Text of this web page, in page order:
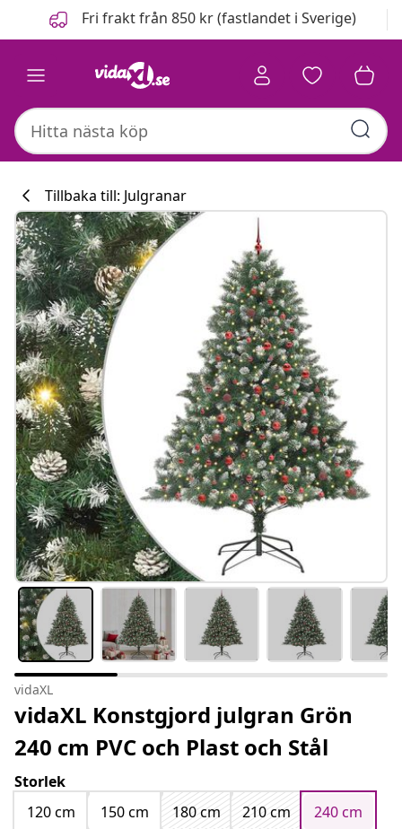
FöregåendeFri frakt från 850 kr (fastlandet i Sverige)
Tillbaka till: Julgranar
vidaXL
vidaXL Konstgjord julgran Grön
240 cm PVC och Plast och Stål
Storlek
120 cm
150 cm 180 cm 210 cm
240 cm